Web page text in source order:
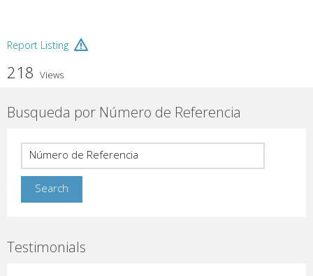
Report Listing
218 Views
Busqueda por Número de Referencia
Testimonials